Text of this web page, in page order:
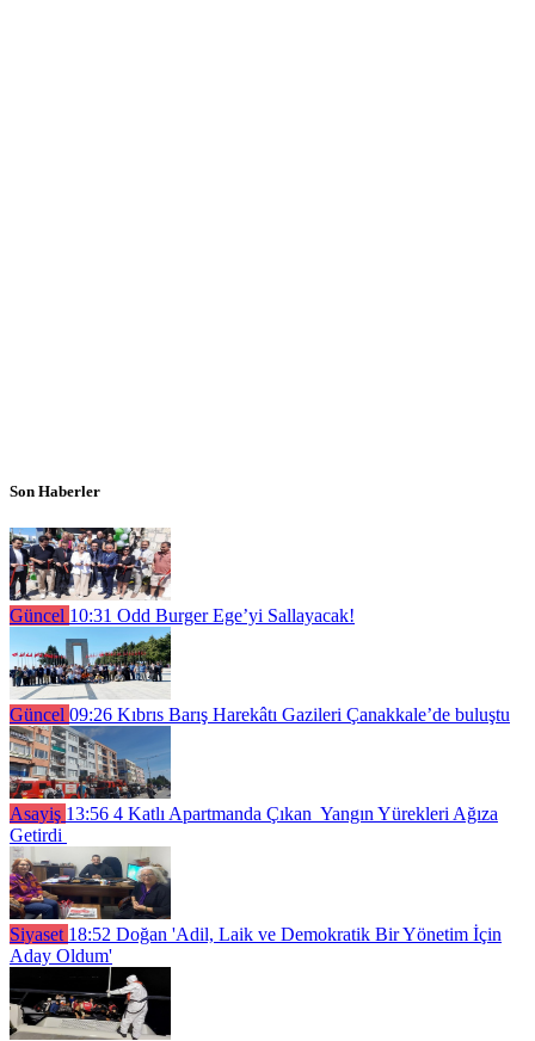
Son Haberler
Güncel 10:31 Odd Burger Ege’yi Sallayacak!
Güncel 09:26 Kıbrıs Barış Harekâtı Gazileri Çanakkale’de buluştu
Asayiş 13:56 4 Katlı Apartmanda Çıkan Yangın Yürekleri Ağıza
Getirdi
Siyaset 18:52 Doğan 'Adil, Laik ve Demokratik Bir Yönetim İçin
Aday Oldum'